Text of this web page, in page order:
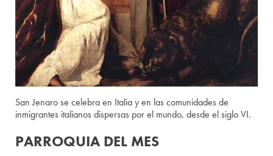
San Jenaro se celebra en Italia y en las comunidades de
inmigrantes italianos dispersas por el mundo, desde el siglo VI.
PARROQUIA DEL MES